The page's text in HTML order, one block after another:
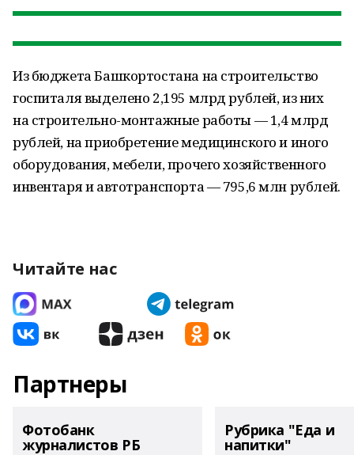
Из бюджета Башкортостана на строительство
госпиталя выделено 2,195 млрд рублей, из них
на строительно-монтажные работы — 1,4 млрд
рублей, на приобретение медицинского и иного
оборудования, мебели, прочего хозяйственного
инвентаря и автотранспорта — 795,6 млн рублей.
Читайте нас
Партнеры
Фотобанк
журналистов РБ
Рубрика "Еда и
напитки"